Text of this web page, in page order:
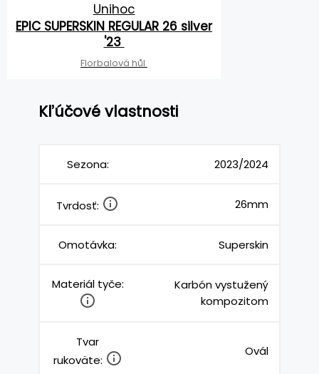
Unihoc
EPIC SUPERSKIN REGULAR 26 silver
'23
Florbalová hůl
Kľúčové vlastnosti
Sezona: 2023/2024
Tvrdosť: 26mm
Omotávka: Superskin
Materiál tyče:
Karbón vystužený
kompozitom
Tvar
rukoväte:
Ovál